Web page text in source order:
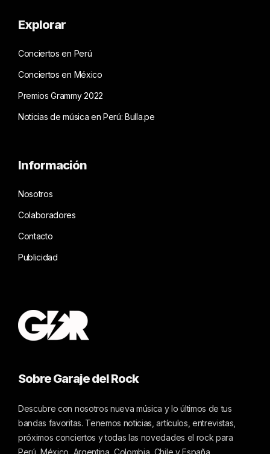
Explorar
Conciertos en Perú
Conciertos en México
Premios Grammy 2022
Noticias de música en Perú: Bulla.pe
Información
Nosotros
Colaboradores
Contacto
Publicidad
Sobre Garaje del Rock
Descubre con nosotros nueva música y lo últimos de tus
bandas favoritas. Tenemos noticias, artículos, entrevistas,
próximos conciertos y todas las novedades el rock para
Perú, México, Argentina, Colombia, Chile y España.